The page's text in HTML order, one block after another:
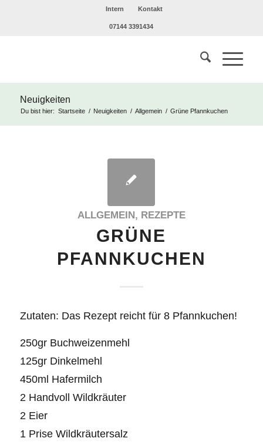
Intern Kontakt
07144 3391434
Neuigkeiten
Du bist hier: Startseite / Neuigkeiten / Allgemein / Grüne Pfannkuchen
ALLGEMEIN, REZEPTE
GRÜNE
PFANNKUCHEN
Zutaten: Das Rezept reicht für 8 Pfannkuchen!
250gr Buchweizenmehl
125gr Dinkelmehl
450ml Hafermilch
2 Handvoll Wildkräuter
2 Eier
1 Prise Wildkräutersalz